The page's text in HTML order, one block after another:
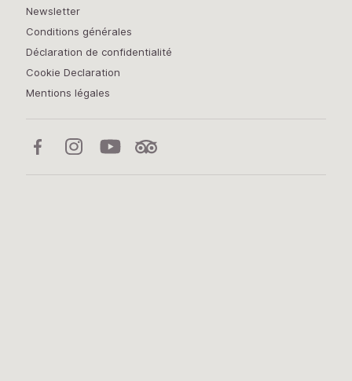
Newsletter
Conditions générales
Déclaration de confidentialité
Cookie Declaration
Mentions légales